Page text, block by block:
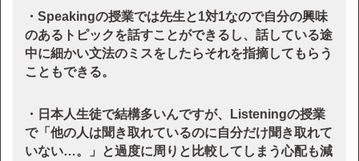
・Speakingの授業では先生と1対1なので自分の興味
のあるトピックを話すことができるし、話している途
中に細かい文法のミスをしたらそれを指摘してもらう
こともできる。
・日本人生徒で結構多いんですが、Listeningの授業
で「他の人は聞き取れているのに自分だけ聞き取れて
いない…。」と過度に周りと比較してしまう心配も減